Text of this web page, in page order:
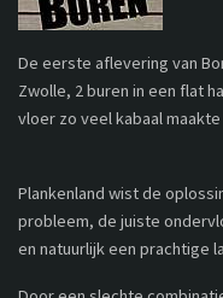
De eerste aflevering van
Zwolle, 2 buren in een flat
vloer zo veel kabaal
Plankenland wist de
probleem, de juiste
en natuurlijk een prachtige